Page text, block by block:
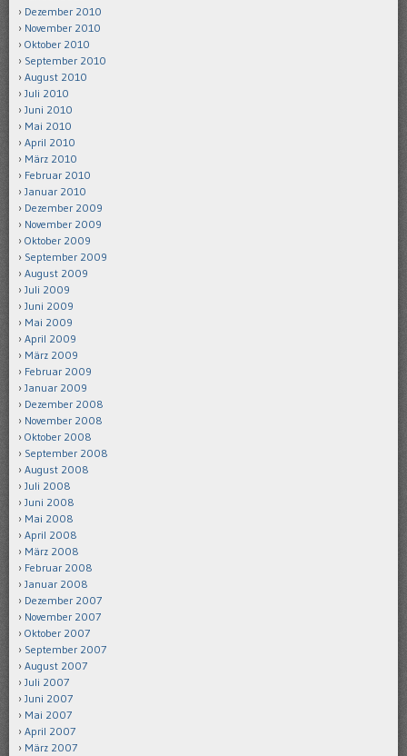
Dezember 2010
November 2010
Oktober 2010
September 2010
August 2010
Juli 2010
Juni 2010
Mai 2010
April 2010
März 2010
Februar 2010
Januar 2010
Dezember 2009
November 2009
Oktober 2009
September 2009
August 2009
Juli 2009
Juni 2009
Mai 2009
April 2009
März 2009
Februar 2009
Januar 2009
Dezember 2008
November 2008
Oktober 2008
September 2008
August 2008
Juli 2008
Juni 2008
Mai 2008
April 2008
März 2008
Februar 2008
Januar 2008
Dezember 2007
November 2007
Oktober 2007
September 2007
August 2007
Juli 2007
Juni 2007
Mai 2007
April 2007
März 2007